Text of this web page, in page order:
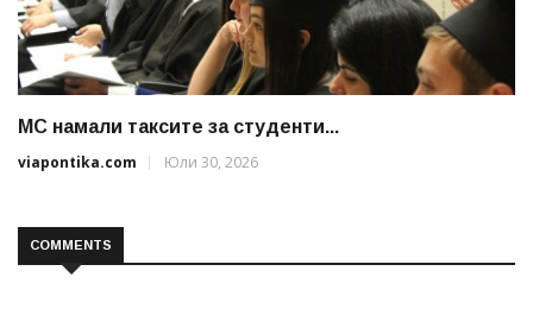
МС намали таксите за студенти...
viapontika.com
Юли 30, 2026
COMMENTS